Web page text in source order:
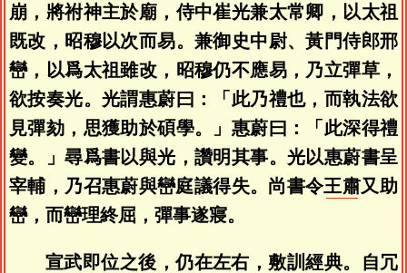
崩，將祔神主於廟，侍中崔光兼太常卿，以太祖
既改，昭穆以次而易。兼御史中尉、黃門侍郎邢
巒，以爲太祖雖改，昭穆仍不應易，乃立彈草，
欲按奏光。光謂惠蔚曰：「此乃禮也，而執法欲
見彈劾，思獲助於碩學。」惠蔚曰：「此深得禮
變。」尋爲書以與光，讚明其事。光以惠蔚書呈
宰輔，乃召惠蔚與巒庭議得失。尚書令王肅又助
巒，而巒理終屈，彈事遂寢。
宣武即位之後，仍在左右，敷訓經典。自冗